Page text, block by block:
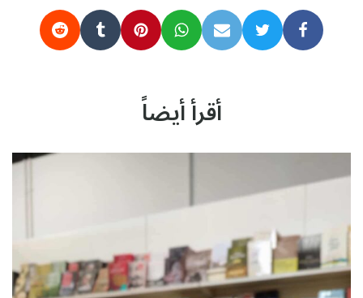
أقرأ أيضاً